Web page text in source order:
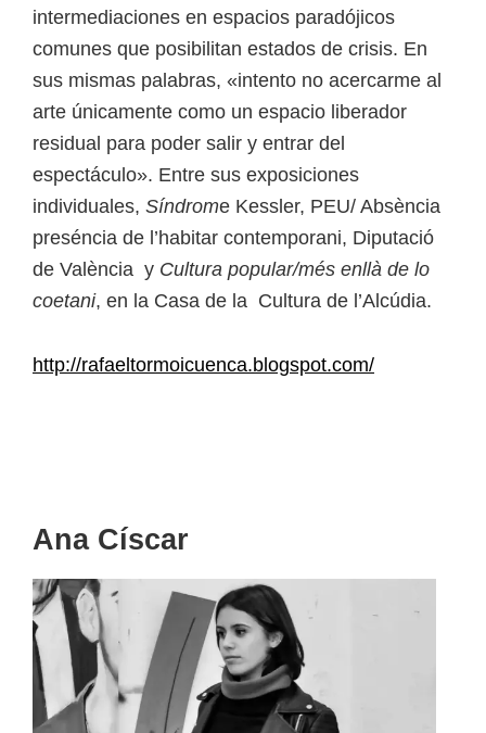
intermediaciones en espacios paradójicos
comunes que posibilitan estados de crisis. En
sus mismas palabras, «intento no acercarme al
arte únicamente como un espacio liberador
residual para poder salir y entrar del
espectáculo». Entre sus exposiciones
individuales, Síndrome Kessler, PEU/ Absència
preséncia de l’habitar contemporani, Diputació
de València y Cultura popular/més enllà de lo
coetani, en la Casa de la Cultura de l’Alcúdia.
http://rafaeltormoicuenca.blogspot.com/
Ana Císcar